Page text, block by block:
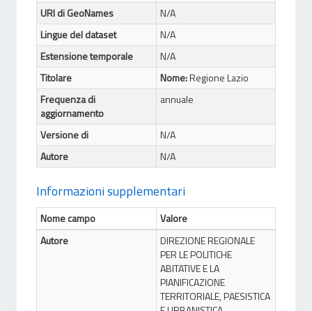
URI di GeoNames
N/A
Lingue del dataset
N/A
Estensione temporale
N/A
Titolare
Nome:Regione Lazio
Frequenza di
aggiornamento
annuale
Versione di
N/A
Autore
N/A
Informazioni supplementari
Nome campo
Valore
Autore
DIREZIONE REGIONALE
PER LE POLITICHE
ABITATIVE E LA
PIANIFICAZIONE
TERRITORIALE, PAESISTICA